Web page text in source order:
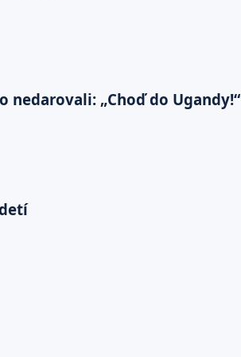
„Choď do Ugandy!“